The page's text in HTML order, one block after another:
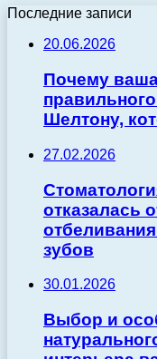
Последние записи
20.06.2026
Почему
Шелтону,
27.02.2026
отказалась
зубов
30.01.2026
Выбор и